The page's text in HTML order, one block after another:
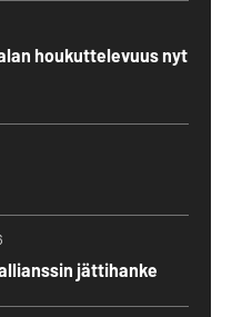
houkuttelevuus nyt
jättihanke